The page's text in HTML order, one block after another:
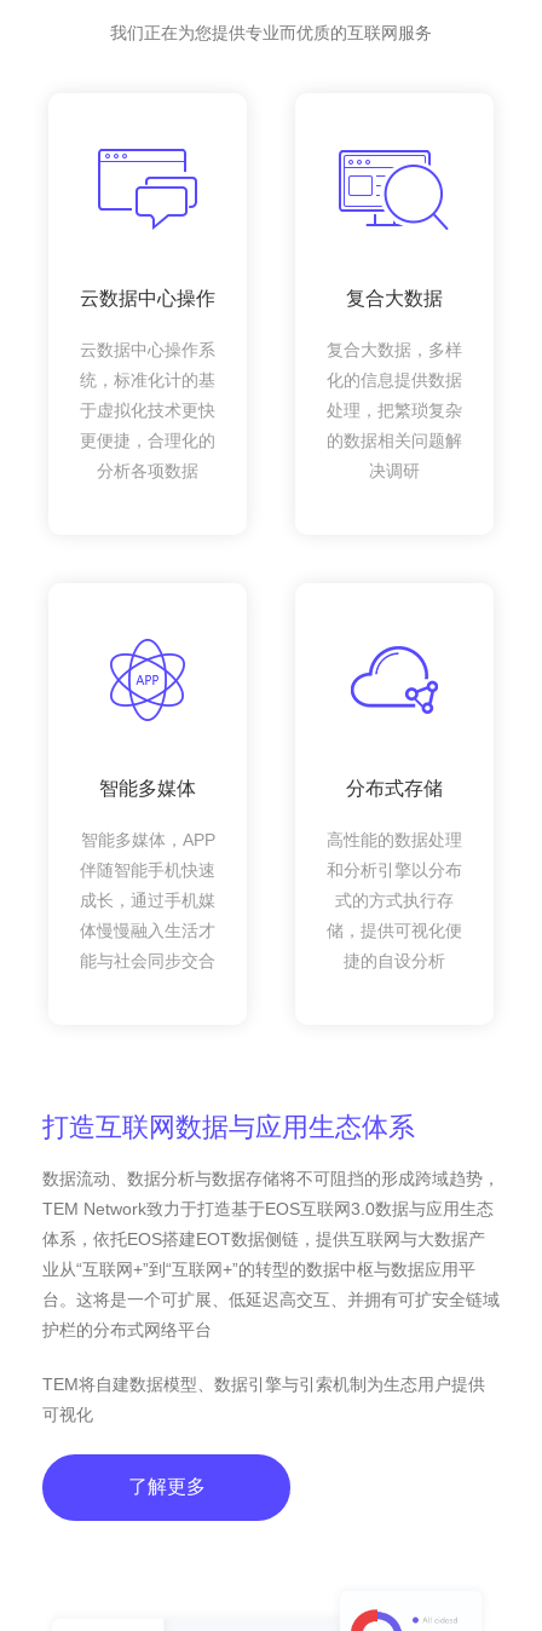
我们正在为您提供专业而优质的互联网服务
云数据中心操作
云数据中心操作系
统，标准化计的基
于虚拟化技术更快
更便捷，合理化的
分析各项数据
复合大数据
复合大数据，多样
化的信息提供数据
处理，把繁琐复杂
的数据相关问题解
决调研
智能多媒体
智能多媒体，APP
伴随智能手机快速
成长，通过手机媒
体慢慢融入生活才
能与社会同步交合
分布式存储
高性能的数据处理
和分析引擎以分布
式的方式执行存
储，提供可视化便
捷的自设分析
打造互联网数据与应用生态体系
数据流动、数据分析与数据存储将不可阻挡的形成跨域趋势，
TEM Network致力于打造基于EOS互联网3.0数据与应用生态
体系，依托EOS搭建EOT数据侧链，提供互联网与大数据产
业从“互联网+”到“互联网+”的转型的数据中枢与数据应用平
台。这将是一个可扩展、低延迟高交互、并拥有可扩安全链域
护栏的分布式网络平台
TEM将自建数据模型、数据引擎与引索机制为生态用户提供
可视化
了解更多